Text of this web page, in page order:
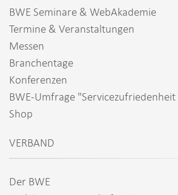
BWE Seminare & WebAkademie
Termine & Veranstaltungen
Messen
Branchentage
Konferenzen
BWE-Umfrage
Shop
VERBAND
Der BWE